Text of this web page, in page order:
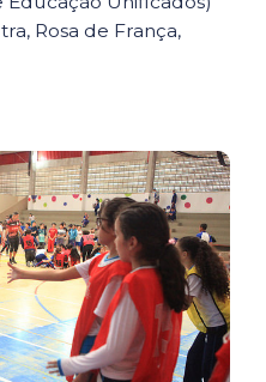
Rosa de França,